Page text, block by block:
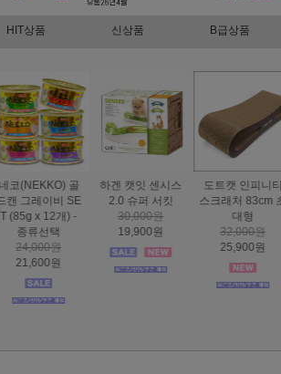
HIT상품 신상품 B급상품
트캣 인피니티
래처 83cm 초
대형
32,000원
25,900원
스마트하트 골드
나인케어 캣 피부&
피모 6kg
60,000원
49,000원
도트캣 스크래처
집콕 TV
16,000원
12,900원